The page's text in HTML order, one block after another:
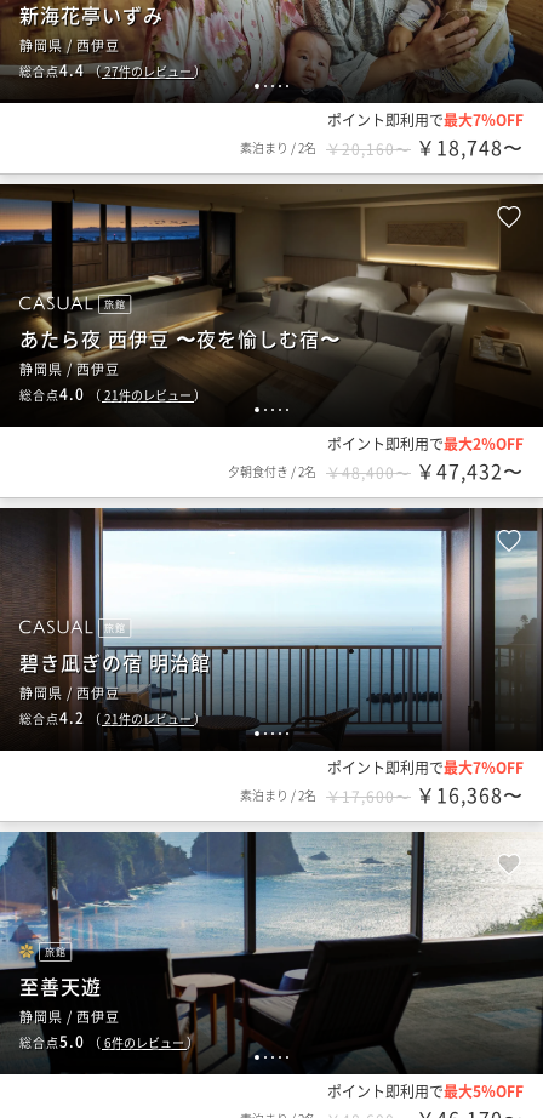
12 34 5
新海花亭いずみ
静岡県 / 西伊豆
総合点4.4（27件のレビュー）
ポイント即利用で最大7％OFF
素泊まり /2名 ￥20,160〜 ￥18,748〜
1 2 3 4 5
旅館
あたら夜 西伊豆 〜夜を愉しむ宿〜
静岡県 / 西伊豆
総合点4.0 （ 21件のレビュー ）
ポイント即利用で最大2％OFF
夕朝食付き /2名 ￥48,400〜 ￥47,432〜
12345
旅館
碧き凪ぎの宿 明治館
静岡県 / 西伊豆
総合点4.2 （ 21件のレビュー）
ポイント即利用で最大7％OFF
素泊まり /2名 ￥17,600〜 ￥16,368〜
1 23 4 5
旅館
至善天遊
静岡県 / 西伊豆
総合点5.0 （ 6件のレビュー）
ポイント即利用で最大5％OFF